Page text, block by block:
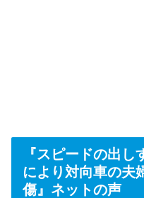
『スピードの出
により対向車の夫
傷』ネットの声